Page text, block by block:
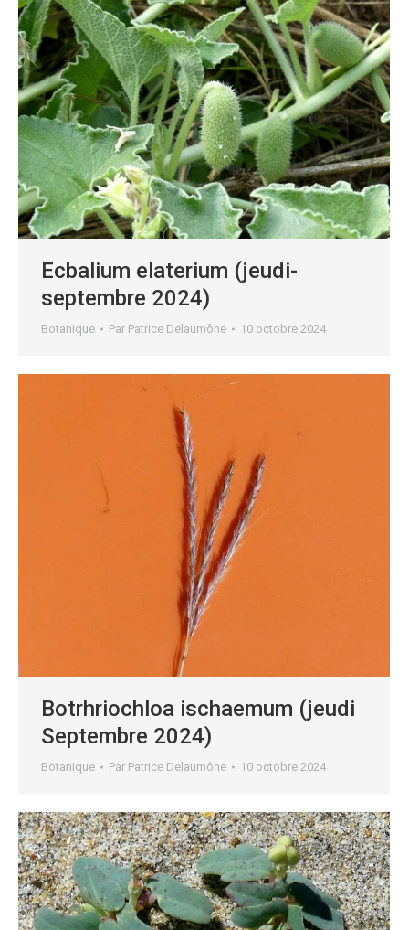
Ecbalium elaterium (jeudi-
septembre 2024)
Botanique Par Patrice Delaumône 10 octobre 2024
Botrhriochloa ischaemum (jeudi
Septembre 2024)
Botanique Par Patrice Delaumône 10 octobre 2024